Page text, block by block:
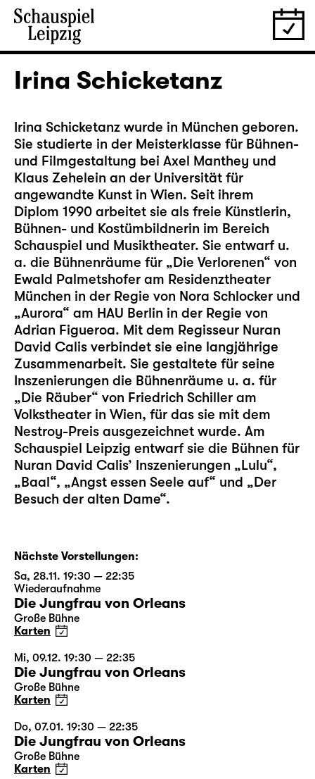
Irina Schicketanz
Irina Schicketanz wurde in München geboren.
Sie studierte in der Meisterklasse für Bühnen-
und Filmgestaltung bei Axel Manthey und
Klaus Zehelein an der Universität für
angewandte Kunst in Wien. Seit ihrem
Diplom 1990 arbeitet sie als freie Künstlerin,
Bühnen- und Kostümbildnerin im Bereich
Schauspiel und Musiktheater. Sie entwarf u.
a. die Bühnenräume für „Die Verlorenen“ von
Ewald Palmetshofer am Residenztheater
München in der Regie von Nora Schlocker und
„Aurora“ am HAU Berlin in der Regie von
Adrian Figueroa. Mit dem Regisseur Nuran
David Calis verbindet sie eine langjährige
Zusammenarbeit. Sie gestaltete für seine
Inszenierungen die Bühnenräume u. a. für
„Die Räuber“ von Friedrich Schiller am
Volkstheater in Wien, für das sie mit dem
Nestroy-Preis ausgezeichnet wurde. Am
Schauspiel Leipzig entwarf sie die Bühnen für
Nuran David Calis’ Inszenierungen „Lulu“,
„Baal“, „Angst essen Seele auf“ und „Der
Besuch der alten Dame“.
Nächste Vorstellungen:
Sa, 28.11. 19:30 — 22:35
Wiederaufnahme
Die Jungfrau von Orleans
Große Bühne
Karten
Mi, 09.12. 19:30 — 22:35
Die Jungfrau von Orleans
Große Bühne
Karten
Do, 07.01. 19:30 — 22:35
Die Jungfrau von Orleans
Große Bühne
Karten